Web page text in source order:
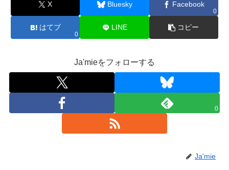
X Bluesky Facebook
0
はてブ
0
LINE コピー
Ja'mieをフォローする
0
Ja'mie